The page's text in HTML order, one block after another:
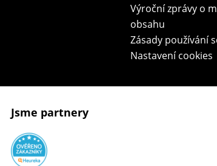
Výroční zprávy o
obsahu
Zásady používání
Nastavení cookies
Jsme partnery